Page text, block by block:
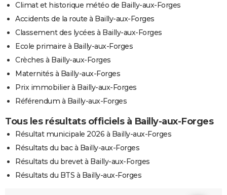
Climat et historique météo de Bailly-aux-Forges
Accidents de la route à Bailly-aux-Forges
Classement des lycées à Bailly-aux-Forges
Ecole primaire à Bailly-aux-Forges
Crèches à Bailly-aux-Forges
Maternités à Bailly-aux-Forges
Prix immobilier à Bailly-aux-Forges
Référendum à Bailly-aux-Forges
Tous les résultats officiels à Bailly-aux-Forges
Résultat municipale 2026 à Bailly-aux-Forges
Résultats du bac à Bailly-aux-Forges
Résultats du brevet à Bailly-aux-Forges
Résultats du BTS à Bailly-aux-Forges